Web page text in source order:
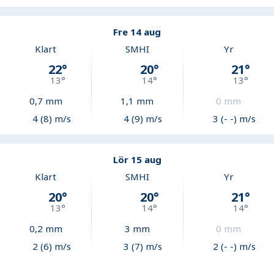
Fre 14 aug
Klart
22°
13°
0,7 mm
4 (8) m/s
SMHI
20°
14°
1,1 mm
4 (9) m/s
Yr
21°
13°
0 mm
3 (- -) m/s
Lör 15 aug
Klart
20°
13°
0,2 mm
2 (6) m/s
SMHI
20°
14°
3 mm
3 (7) m/s
Yr
21°
14°
0 mm
2 (- -) m/s